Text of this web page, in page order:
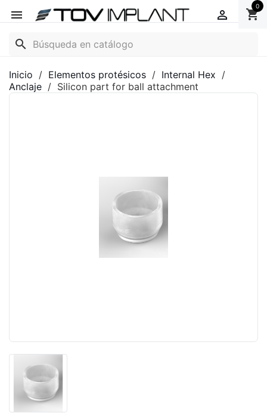
 shopping_cart
0

search
Inicio Elementos protésicos
Internal Hex
Anclaje
Silicon part for ball attachment